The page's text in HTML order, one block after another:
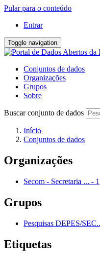
Pular para o conteúdo
Entrar
Toggle navigation
Conjuntos de dados
Organizações
Grupos
Sobre
Buscar conjunto de dados
Início
Conjuntos de dados
Organizações
Secom - Secretaria ... - 1
Grupos
Pesquisas DEPES/
Etiquetas